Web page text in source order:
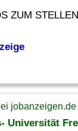
ZUM
Universität